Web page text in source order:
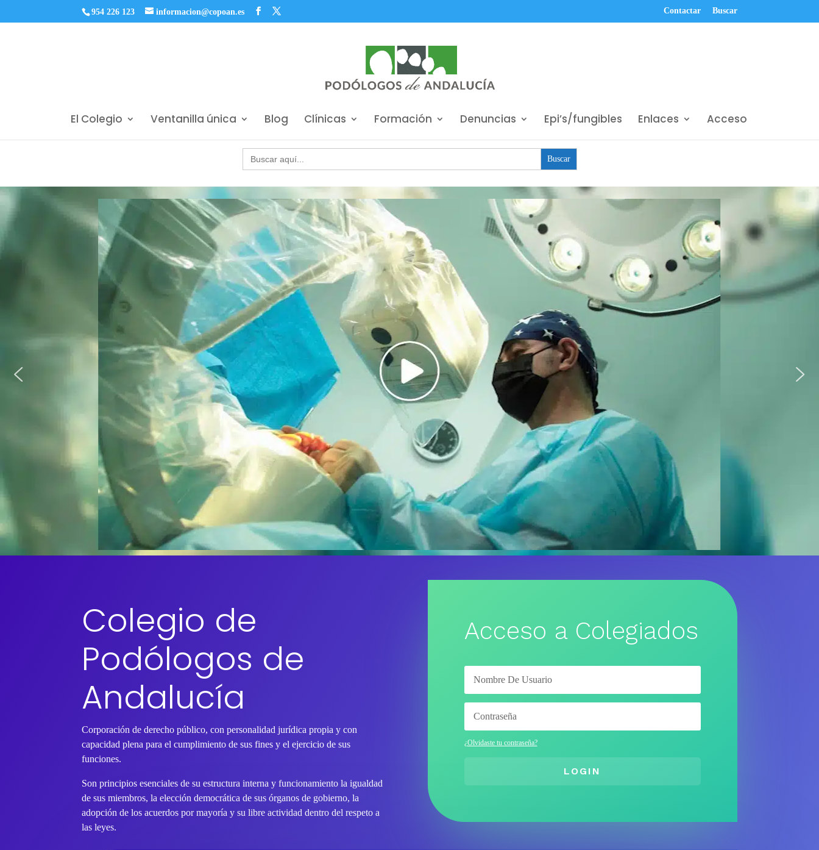
954 226 123 informacion@copoan.es Contactar Buscar
El Colegio Ventanilla única Blog Clínicas Formación Denuncias Epi’s/fungibles Enlaces Acceso
Buscar:
Colegio de
Podólogos de
Andalucía
Corporación de derecho público, con personalidad jurídica propia y con
capacidad plena para el cumplimiento de sus fines y el ejercicio de sus
funciones.
Son principios esenciales de su estructura interna y funcionamiento la igualdad
de sus miembros, la elección democrática de sus órganos de gobierno, la
adopción de los acuerdos por mayoría y su libre actividad dentro del respeto a
las leyes.
Acceso a Colegiados
¿Olvidaste tu contraseña?
LOGIN